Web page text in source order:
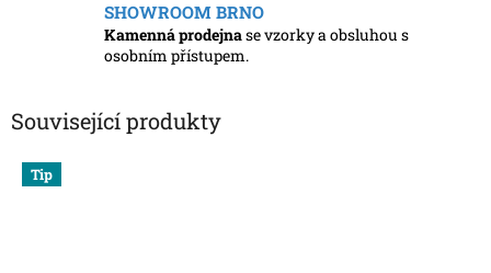
SHOWROOM BRNO
Kamenná prodejnase vzorky a obsluhou s
osobním přístupem.
Související produkty
Tip